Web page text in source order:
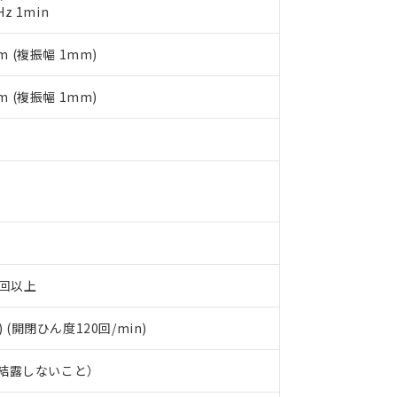
1min
(複振幅 1mm)
(複振幅 1mm)
以上
(開閉ひん度120回/min)
しないこと）
（当社基準）
点で非含有を証明するもので、過去に遡って非含有を証明するも
タル酸エステル類４物質の対応では、対応完了までの期間は出
欄に対応日を記載しておりました。
への在庫切替を完了していることから、特段のことがない限り、
。